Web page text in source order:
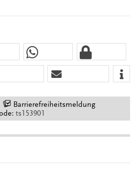
Barrierefreiheitsmeldung
ts153901